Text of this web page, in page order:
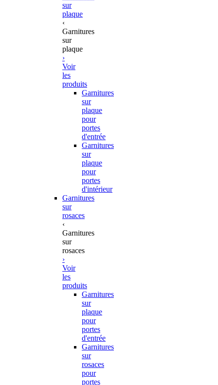
sur
plaque
‹
Garnitures
sur
plaque
›
Voir
les
produits
Garnitures
sur
plaque
pour
portes
d'entrée
Garnitures
sur
plaque
pour
portes
d'intérieur
Garnitures
sur
rosaces
‹
Garnitures
sur
rosaces
›
Voir
les
produits
Garnitures
sur
plaque
pour
portes
d'entrée
Garnitures
sur
rosaces
pour
portes